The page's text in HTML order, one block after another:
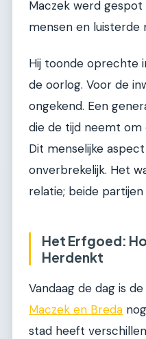
Maczek werd
mensen en luisterde
Hij toonde oprechte
de oorlog. Voor de
ongekend. Een
die de tijd neemt
Dit menselijke
onverbrekelijk. Het
relatie; beide
Het Erfgoed:
Herdenkt
Vandaag de dag is de
Maczek en Breda
stad heeft